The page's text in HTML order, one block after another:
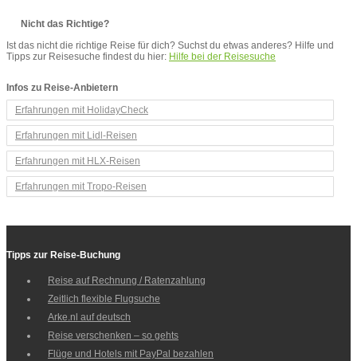
Nicht das Richtige?
Ist das nicht die richtige Reise für dich? Suchst du etwas anderes? Hilfe und
Tipps zur Reisesuche findest du hier: Hilfe bei der Reisesuche
Infos zu Reise-Anbietern
Erfahrungen mit HolidayCheck
Erfahrungen mit Lidl-Reisen
Erfahrungen mit HLX-Reisen
Erfahrungen mit Tropo-Reisen
Tipps zur Reise-Buchung
Reise auf Rechnung / Ratenzahlung
Zeitlich flexible Flugsuche
Arke.nl auf deutsch
Reise verschenken – so gehts
Flüge und Hotels mit PayPal bezahlen